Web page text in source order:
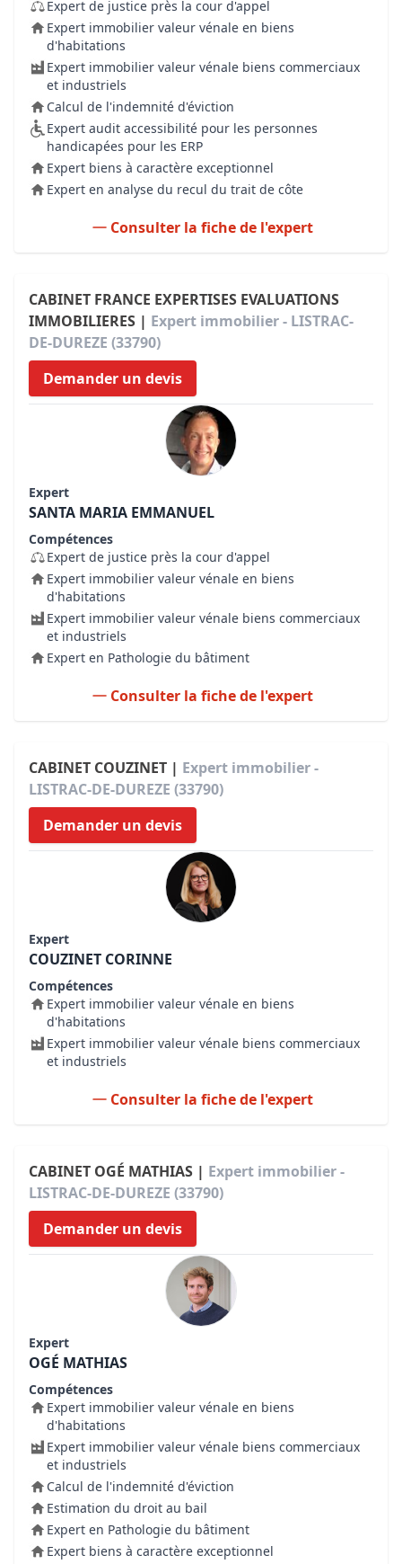
Expert de justice près la cour d'appel
Expert immobilier valeur vénale en biens
d'habitations
Expert immobilier valeur vénale biens commerciaux
et industriels
Calcul de l'indemnité d'éviction
Expert audit accessibilité pour les personnes
handicapées pour les ERP
Expert biens à caractère exceptionnel
Expert en analyse du recul du trait de côte
Consulter la fiche de l'expert
CABINET FRANCE EXPERTISES EVALUATIONS
IMMOBILIERES | Expert immobilier - LISTRAC-
DE-DUREZE (33790)
Demander un devis
Expert
SANTA MARIA EMMANUEL
Compétences
Expert de justice près la cour d'appel
Expert immobilier valeur vénale en biens
d'habitations
Expert immobilier valeur vénale biens commerciaux
et industriels
Expert en Pathologie du bâtiment
Consulter la fiche de l'expert
CABINET COUZINET | Expert immobilier -
LISTRAC-DE-DUREZE (33790)
Demander un devis
Expert
COUZINET CORINNE
Compétences
Expert immobilier valeur vénale en biens
d'habitations
Expert immobilier valeur vénale biens commerciaux
et industriels
Consulter la fiche de l'expert
CABINET OGÉ MATHIAS | Expert immobilier -
LISTRAC-DE-DUREZE (33790)
Demander un devis
Expert
OGÉ MATHIAS
Compétences
Expert immobilier valeur vénale en biens
d'habitations
Expert immobilier valeur vénale biens commerciaux
et industriels
Calcul de l'indemnité d'éviction
Estimation du droit au bail
Expert en Pathologie du bâtiment
Expert biens à caractère exceptionnel